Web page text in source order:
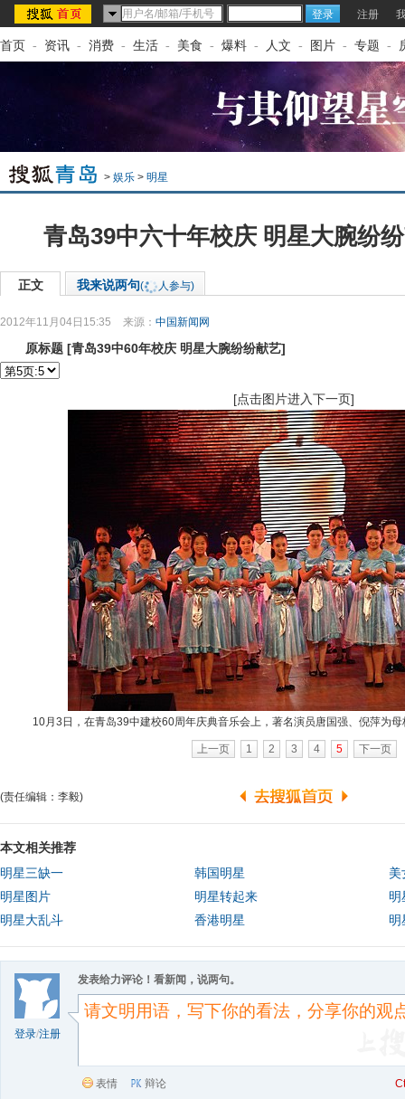
注册
首页 - 资讯 - 消费 - 生活 - 美食 - 爆料 - 人文 - 图片 - 专题 -
> 娱乐 > 明星
青岛39中六十年校庆 明星大腕纷
正文 我来说两句( 人参与)
2012年11月04日15:35 来源： 中国新闻网
原标题 [青岛39中60年校庆 明星大腕纷纷献艺]
[点击图片进入下一页]
10月3日，在青岛39中建校60周年庆典音乐会上，著名演员唐国强、倪萍为
上一页 1 2 3 4 5 下一页
(责任编辑：李毅)
本文相关推荐
明星三缺一
韩国明星
美
明星图片
明星转起来
明
明星大乱斗
香港明星 明
登录/注册
发表给力评论！看新闻，说两句。
表情 辩论